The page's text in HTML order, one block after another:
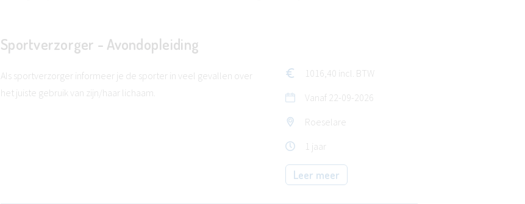
Sportverzorger - Avondopleiding
Als sportverzorger informeer je de sporter in veel gevallen over
het juiste gebruik van zijn/haar lichaam.
1016,40 incl. BTW
Vanaf 22-09-2026
Roeselare
1 jaar
Leer meer